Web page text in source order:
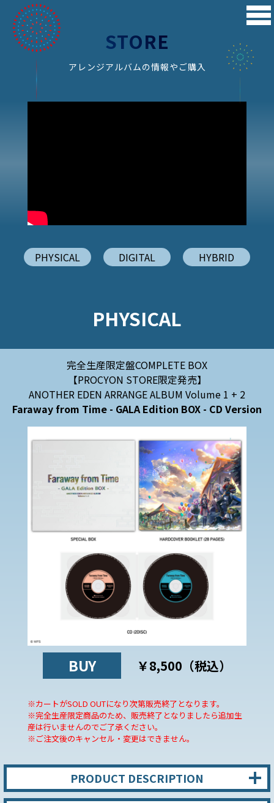
STORE
アレンジアルバムの情報やご購入
PHYSICAL DIGITAL HYBRID
PHYSICAL
完全生産限定盤COMPLETE BOX
【PROCYON STORE限定発売】
ANOTHER EDEN ARRANGE ALBUM Volume 1 + 2
Faraway from Time - GALA Edition BOX - CD Version
BUY ￥8,500（税込）
※カートがSOLD OUTになり次第販売終了となります。
※完全生産限定商品のため、販売終了となりましたら追加生
産は行いませんのでご了承ください。
※ご注文後のキャンセル・変更はできません。
PRODUCT DESCRIPTION